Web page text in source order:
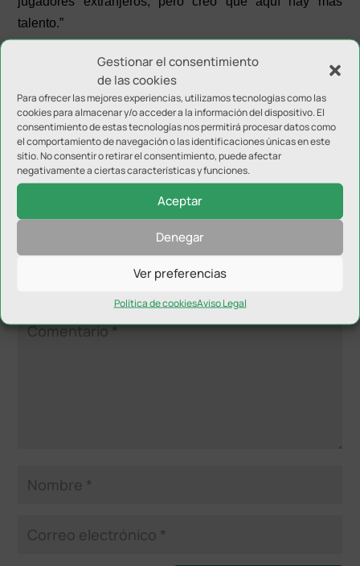
Gestionar el consentimiento
de las cookies
Para ofrecer las mejores experiencias, utilizamos tecnologías como las
cookies para almacenar y/o acceder a la información del dispositivo. El
consentimiento de estas tecnologías nos permitirá procesar datos como
el comportamiento de navegación o las identificaciones únicas en este
sitio. No consentir o retirar el consentimiento, puede afectar
negativamente a ciertas características y funciones.
Aceptar
Denegar
Ver preferencias
Política de cookiesAviso Legal
talento.”
El acto concluyó con unas palabras de
, quien cerró la presentación agradeciendo la
presencia de todos y deseando el mayor de los éxitos a
los nuevos integrantes del equipo.
Tu dirección de correo electrónico no será publicada.